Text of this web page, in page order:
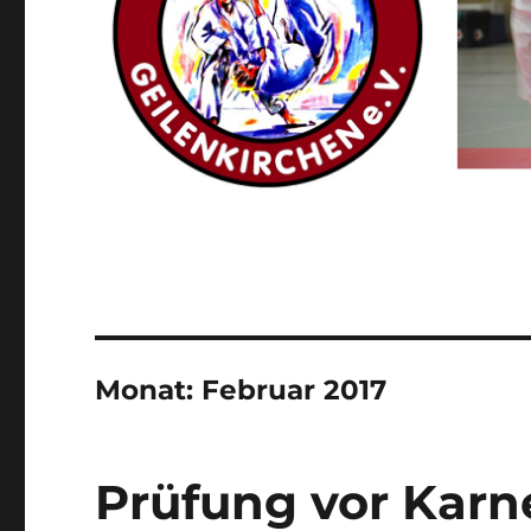
Monat: Februar 2017
Prüfung vor